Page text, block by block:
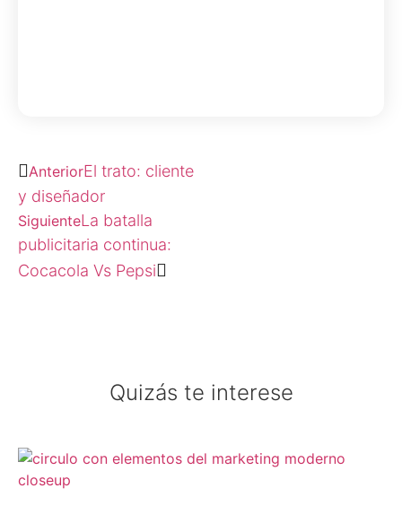
AnteriorEl trato: cliente
y diseñador
SiguienteLa batalla
publicitaria continua:
Cocacola Vs Pepsi
Quizás te interese